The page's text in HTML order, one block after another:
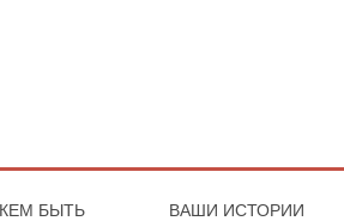
КЕМ БЫТЬ ВАШИ ИСТОРИИ